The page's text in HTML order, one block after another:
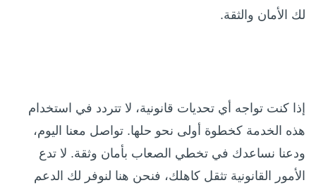
لك الأمان والثقة.
إذا كنت تواجه أي تحديات قانونية، لا تتردد في استخدام
هذه الخدمة كخطوة أولى نحو حلها. تواصل معنا اليوم،
ودعنا نساعدك في تخطي الصعاب بأمان وثقة. لا تدع
الأمور القانونية تثقل كاهلك، فنحن هنا لنوفر لك الدعم